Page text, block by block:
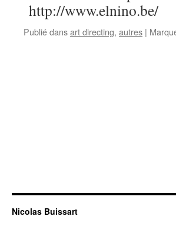
http://www.elnino.be/
Publié dansart directing, autres |
Nicolas Buissart